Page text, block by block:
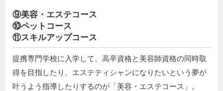
⑨美容・エステコース
⑩ペットコース
⑪スキルアップコース
提携専門学校に入学して、高卒資格と美容師資格の同時取
得を目指したり、エステティシャンになりたいという夢が
叶うよう指導したりするのが「美容・エステコース」。